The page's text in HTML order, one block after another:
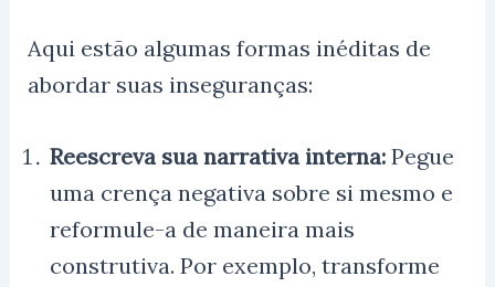
Aqui estão algumas formas inéditas de
abordar suas inseguranças:
Reescreva sua narrativa interna:Pegue
uma crença negativa sobre si mesmo e
reformule-a de maneira mais
construtiva. Por exemplo, transforme